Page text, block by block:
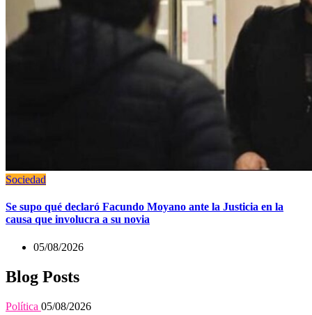
Sociedad
Se supo qué declaró Facundo Moyano ante la Justicia en la
causa que involucra a su novia
05/08/2026
Blog Posts
Política 05/08/2026